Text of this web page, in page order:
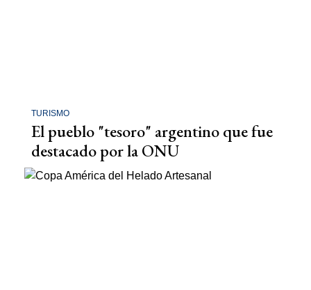
TURISMO
El pueblo "tesoro" argentino que fue
destacado por la ONU